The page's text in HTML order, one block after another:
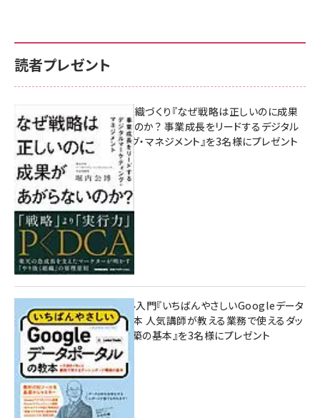
読者プレゼント
成果を生む組織づくり『なぜ戦略は正しいのに成果
があがらないのか？ 事業成長をリードするデジタル
マーケティング・マネジメント』を3名様にプレゼント
8月7日 10:00
無料BIツール入門『いちばんやさしいGoogleデータ
ポータルの教本 人気講師が教える業務で使えるダッ
シュボード構築の基本』を3名様にプレゼント
7月31日 10:00